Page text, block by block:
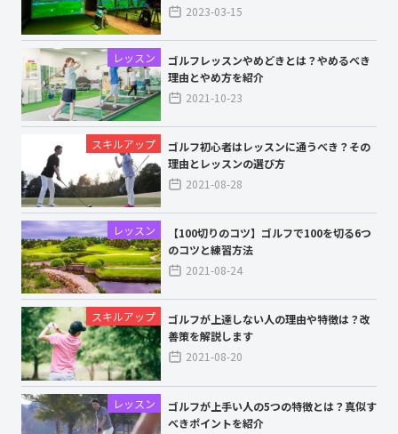
2023-03-15
レッスン
ゴルフレッスンやめどきとは？やめるべき
理由とやめ方を紹介
2021-10-23
スキルアップ
ゴルフ初心者はレッスンに通うべき？その
理由とレッスンの選び方
2021-08-28
レッスン
【100切りのコツ】ゴルフで100を切る6つ
のコツと練習方法
2021-08-24
スキルアップ
ゴルフが上達しない人の理由や特徴は？改
善策を解説します
2021-08-20
レッスン
ゴルフが上手い人の5つの特徴とは？真似す
べきポイントを紹介